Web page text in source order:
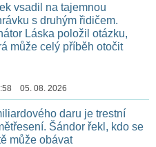
vsadil na tajemnou
s druhým řidičem.
Láska položil otázku,
může celý příběh otočit
05. 08. 2026
daru je trestní
Šándor řekl, kdo se
může obávat